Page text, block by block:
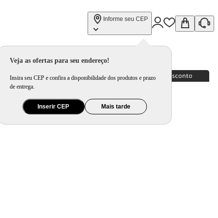
Informe seu CEP
Veja as ofertas para seu endereço!
Insira seu CEP e confira a disponibilidade dos produtos e prazo
de entrega.
Inserir CEP Mais tarde